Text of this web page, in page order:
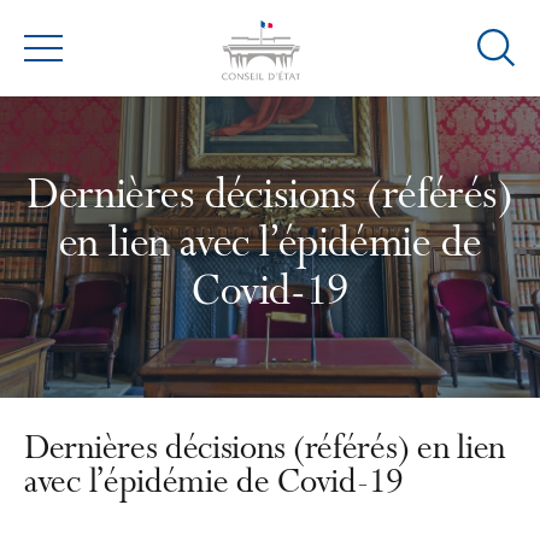
Menu
Ouvrir
de
Dernières décisions (référés)
en lien avec l’épidémie de
Covid-19
Dernières décisions (référés) en lien
avec l’épidémie de Covid-19